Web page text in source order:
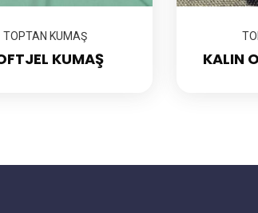
TOPTAN KUMAŞ
KUMAŞ KALIN